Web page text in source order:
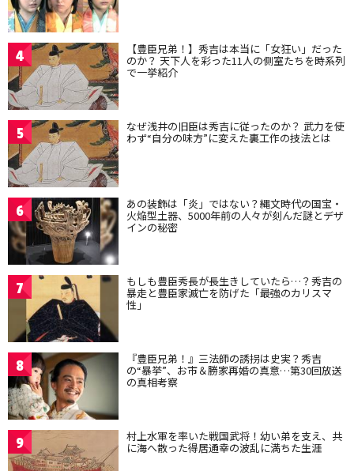
4 【豊臣兄弟！】秀吉は本当に「女狂い」だった
のか？ 天下人を彩った11人の側室たちを時系列
で一挙紹介
5 なぜ浅井の旧臣は秀吉に従ったのか？ 武力を使
わず“自分の味方”に変えた裏工作の技法とは
6 あの装飾は「炎」ではない？縄文時代の国宝・
火焔型土器、5000年前の人々が刻んだ謎とデザ
インの秘密
7 もしも豊臣秀長が長生きしていたら…？秀吉の
暴走と豊臣家滅亡を防げた「最強のカリスマ
性」
8 『豊臣兄弟！』三法師の誘拐は史実？秀吉
の“暴挙”、お市＆勝家再婚の真意…第30回放送
の真相考察
9 村上水軍を率いた戦国武将！幼い弟を支え、共
に海へ散った得居通幸の波乱に満ちた生涯